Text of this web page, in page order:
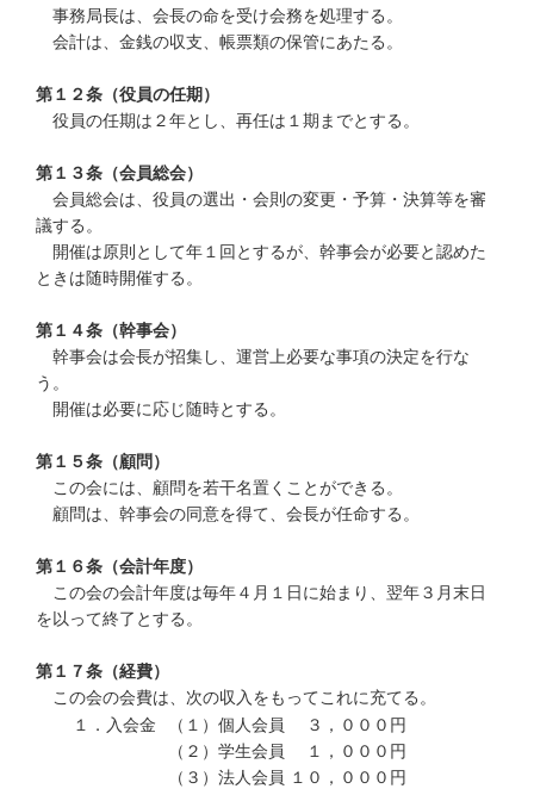
事務局長は、会長の命を受け会務を処理する。
会計は、金銭の収支、帳票類の保管にあたる。
第１２条（役員の任期）
役員の任期は２年とし、再任は１期までとする。
第１３条（会員総会）
会員総会は、役員の選出・会則の変更・予算・決算等を審
議する。
開催は原則として年１回とするが、幹事会が必要と認めた
ときは随時開催する。
第１４条（幹事会）
幹事会は会長が招集し、運営上必要な事項の決定を行な
う。
開催は必要に応じ随時とする。
第１５条（顧問）
この会には、顧問を若干名置くことができる。
顧問は、幹事会の同意を得て、会長が任命する。
第１６条（会計年度）
この会の会計年度は毎年４月１日に始まり、翌年３月末日
を以って終了とする。
第１７条（経費）
この会の会費は、次の収入をもってこれに充てる。
１．入会金
（１）個人会員 ３，０００円
（２）学生会員 １，０００円
（３）法人会員 １０，０００円